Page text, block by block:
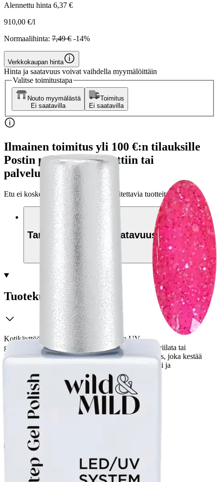
Alennettu hinta 6,37 €
910,00 €/l
Normaalihinta: 7,49 € -14%
Verkkokaupan hinta
Hinta ja saatavuus voivat vaihdella myymälöittäin
Valitse toimitustapa
Nouto myymälästä
Ei saatavilla
Toimitus
Ei saatavilla
Ilmainen toimitus yli 100 €:n tilauksille
Postin pakettiautomaattiin tai
palvelupisteeseen!
Etu ei koske Suuri‑lisäpalvelulla toimitettavia tuotteita.
Tarkista myymäläsaatavuus
Tuotekuvaus
Kotikäyttöön tarkoitettu kolmivaiheinen UV-
geelilakkausmenetelmä. Kynnen pintaa ei tarvitse viilata tai
karhentaa ennen käyttöä. Erittäin kiiltävä lopputulos, joka kestää
kynnellä pitkään. Lakkaus on poistettavissa helposti ja
hellävaraisesti. Ei vahingoita omia kynsiä.
Ominaisuudet